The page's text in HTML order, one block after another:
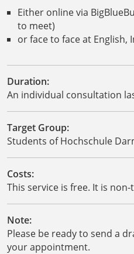
Either online via
to meet)
or face to face at English,
Duration:
An individual consultation
Target Group:
Students of Hochschule
Costs:
This service is free. It is
Note:
Please be ready to send a
your appointment.